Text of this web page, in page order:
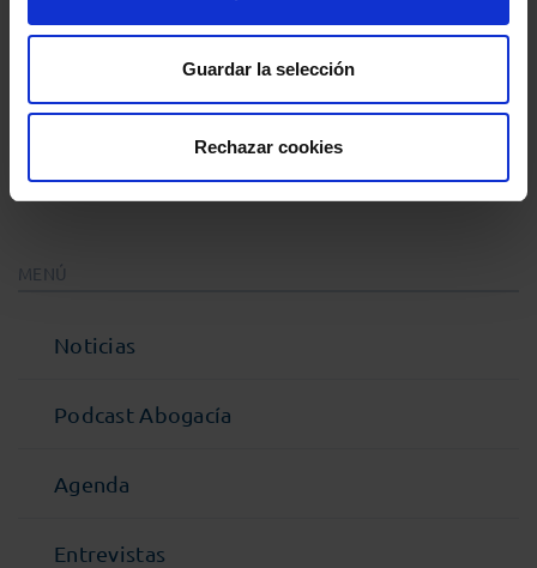
Guardar la selección
Rechazar cookies
Ministerio una vez transcurra la Semana Santa.
Comparte:
MENÚ
Noticias
Podcast Abogacía
Agenda
Entrevistas